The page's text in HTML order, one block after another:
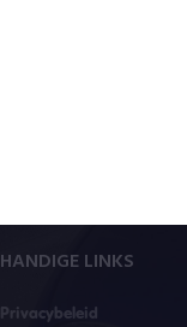
HANDIGE LINKS
Privacybeleid